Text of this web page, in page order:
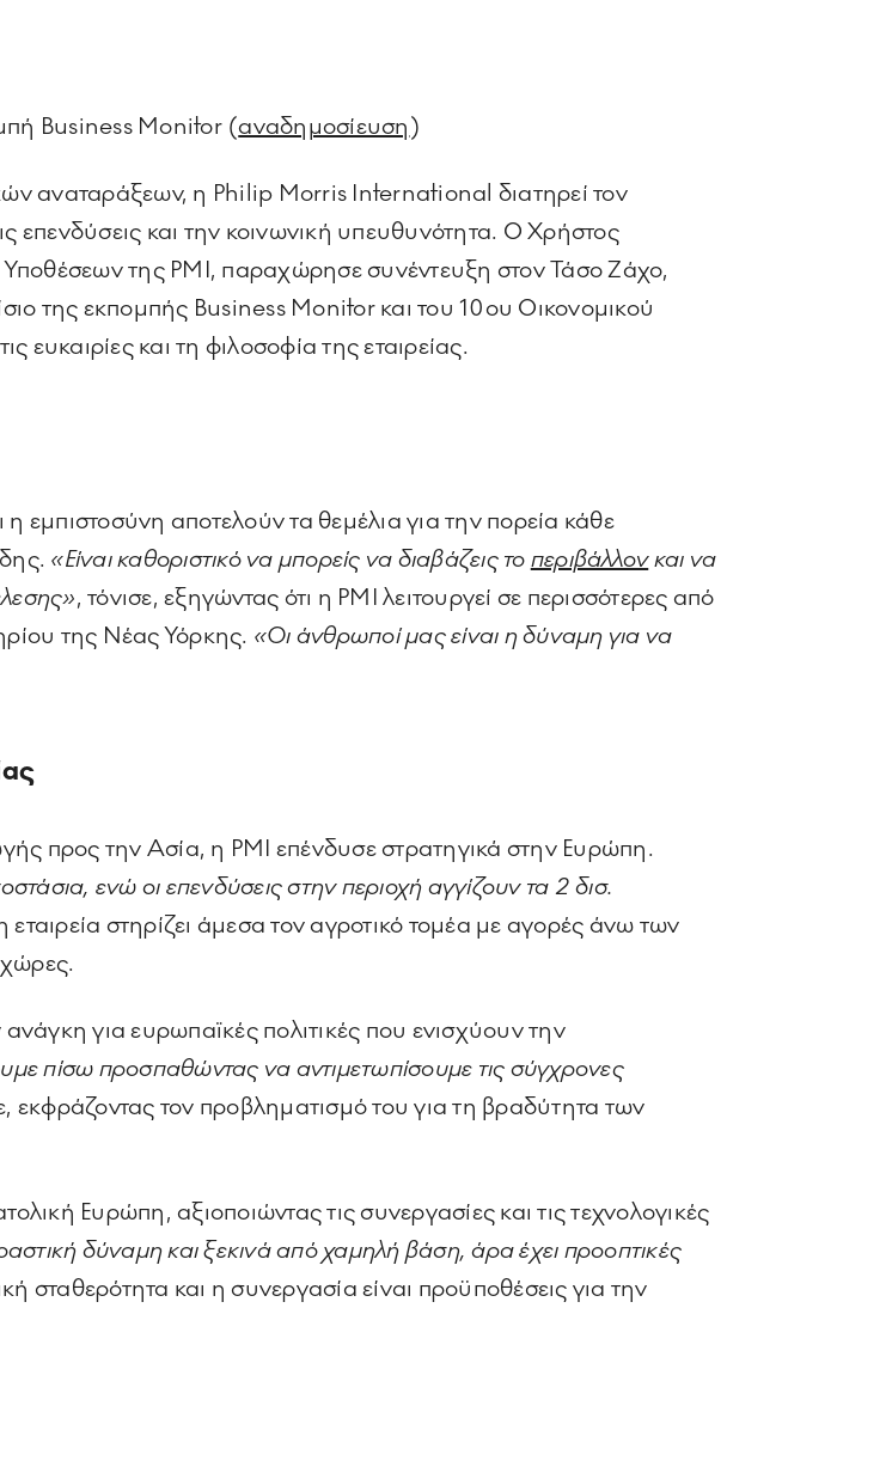
Business Monitor (αναδημοσίευση)
αναταράξεων, η Philip Morris International διατηρεί τον
επενδύσεις και την κοινωνική υπευθυνότητα. Ο Χρήστος
της PMI, παραχώρησε συνέντευξη στον Τάσο Ζάχο,
της εκπομπής Business Monitor και του 10ου Οικονομικού
και τη φιλοσοφία της εταιρείας.
εμπιστοσύνη αποτελούν τα θεμέλια για την πορεία κάθε
«Είναι καθοριστικό να μπορείς να διαβάζεις το περιβάλλονκαι να
, τόνισε, εξηγώντας ότι η PMI λειτουργεί σε περισσότερες από
της Νέας Υόρκης. «Οι άνθρωποί μας είναι η δύναμη για να
προς την Ασία, η PMI επένδυσε στρατηγικά στην Ευρώπη.
ενώ οι επενδύσεις στην περιοχή αγγίζουν τα 2 δισ.
στηρίζει άμεσα τον αγροτικό τομέα με αγορές άνω των
για ευρωπαϊκές πολιτικές που ενισχύουν την
πίσω προσπαθώντας να αντιμετωπίσουμε τις σύγχρονες
εκφράζοντας τον προβληματισμό του για τη βραδύτητα των
Ευρώπη, αξιοποιώντας τις συνεργασίες και τις τεχνολογικές
δύναμη και ξεκινά από χαμηλή βάση, άρα έχει προοπτικές
σταθερότητα και η συνεργασία είναι προϋποθέσεις για την